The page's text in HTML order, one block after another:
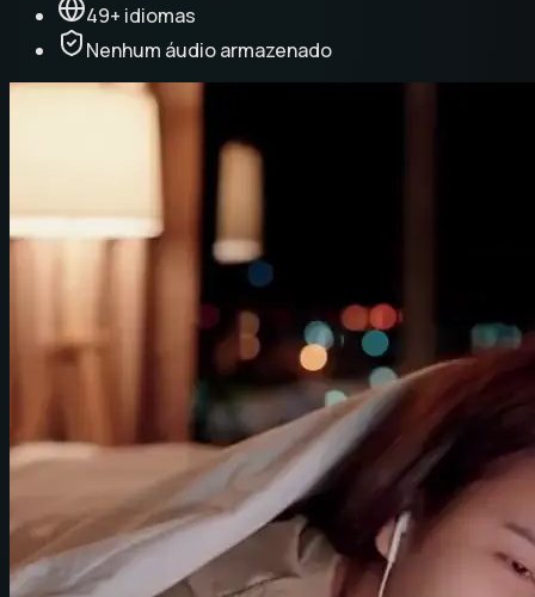
49+ idiomas
Nenhum áudio armazenado